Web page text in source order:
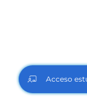
Acceso